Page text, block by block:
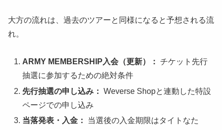
大方の流れは、過去のツアーと同様になると予想される流
れ。
ARMY MEMBERSHIP入会（更新）： チケット先行
抽選に参加するための絶対条件
先行抽選の申し込み： Weverse Shopと連動した特設
ページでの申し込み
当落発表・入金：
当選後の入金期限はタイトなた